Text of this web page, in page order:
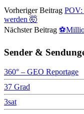
Vorheriger Beitrag POV:
werden 🤯
Nächster Beitrag
Sender &
360° – GEO Reportage
37 Grad
3sat